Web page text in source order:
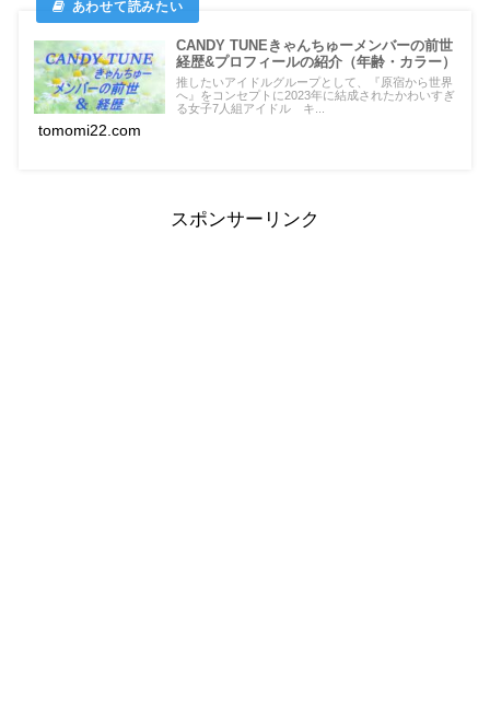
CANDY TUNEきゃんちゅーメンバーの前世
経歴&プロフィールの紹介（年齢・カラー）
推したいアイドルグループとして、『原宿から世界
へ』をコンセプトに2023年に結成されたかわいすぎ
る女子7人組アイドル キ...
tomomi22.com
スポンサーリンク